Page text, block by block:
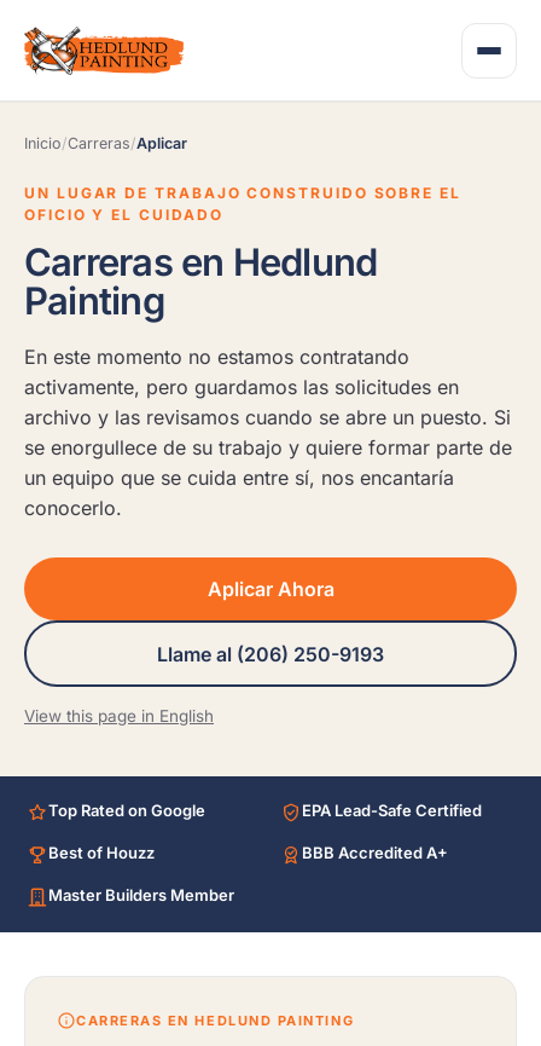
Inicio/Carreras/Aplicar
UN LUGAR DE TRABAJO CONSTRUIDO SOBRE EL
OFICIO Y EL CUIDADO
Carreras en Hedlund
Painting
En este momento no estamos contratando
activamente, pero guardamos las solicitudes en
archivo y las revisamos cuando se abre un puesto. Si
se enorgullece de su trabajo y quiere formar parte de
un equipo que se cuida entre sí, nos encantaría
conocerlo.
Aplicar Ahora
Llame al (206) 250-9193
View this page in English
Top Rated on Google EPA Lead-Safe Certified
Best of Houzz BBB Accredited A+
Master Builders Member
CARRERAS EN HEDLUND PAINTING